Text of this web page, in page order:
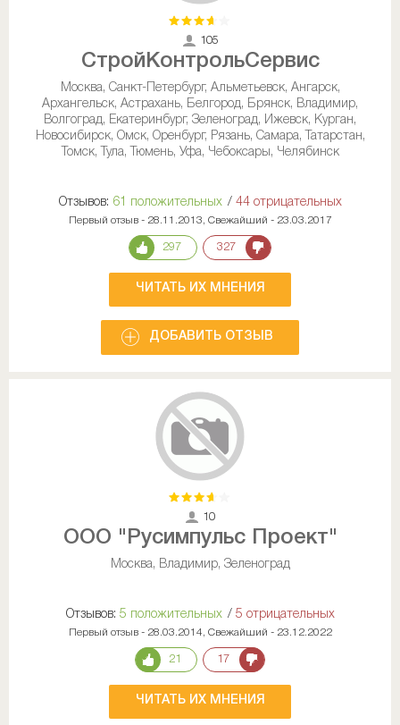
105
СтройКонтрольСервис
Москва, Санкт-Петербург, Альметьевск, Ангарск,
Архангельск, Астрахань, Белгород, Брянск, Владимир,
Волгоград, Екатеринбург, Зеленоград, Ижевск, Курган,
Новосибирск, Омск, Оренбург, Рязань, Самара, Татарстан,
Томск, Тула, Тюмень, Уфа, Чебоксары, Челябинск
Отзывов: 61 положительных / 44 отрицательных
Первый отзыв - 28.11.2013, Свежайший - 23.03.2017
297 327
ЧИТАТЬ ИХ МНЕНИЯ
ДОБАВИТЬ ОТЗЫВ
10
ООО "Русимпульс Проект"
Москва, Владимир, Зеленоград
Отзывов: 5 положительных / 5 отрицательных
Первый отзыв - 28.03.2014, Свежайший - 23.12.2022
21 17
ЧИТАТЬ ИХ МНЕНИЯ